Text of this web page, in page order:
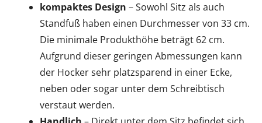
kompaktes Design – Sowohl Sitz als auch
Standfuß haben einen Durchmesser von 33 cm.
Die minimale Produkthöhe beträgt 62 cm.
Aufgrund dieser geringen Abmessungen kann
der Hocker sehr platzsparend in einer Ecke,
neben oder sogar unter dem Schreibtisch
verstaut werden.